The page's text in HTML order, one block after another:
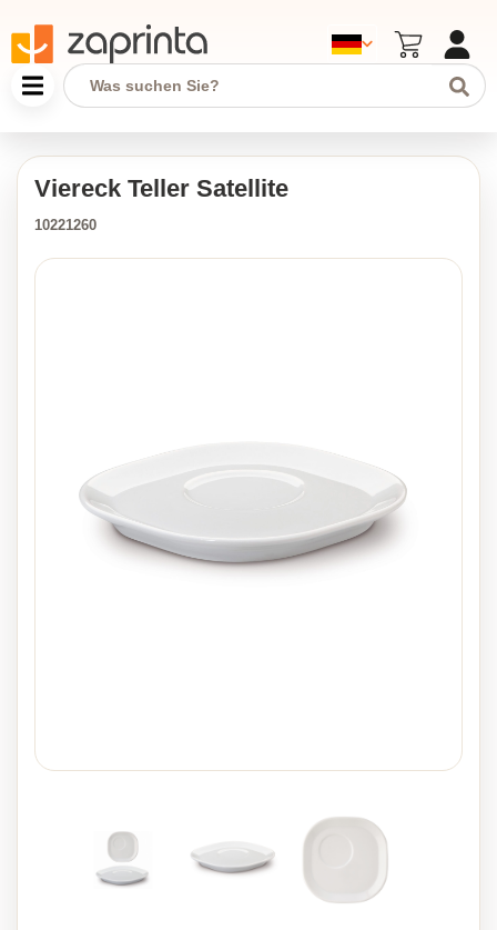
Viereck Teller Satellite
10221260